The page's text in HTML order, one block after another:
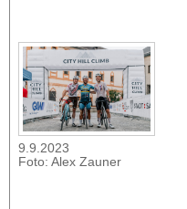
9.9.2023
Foto: Alex Zauner